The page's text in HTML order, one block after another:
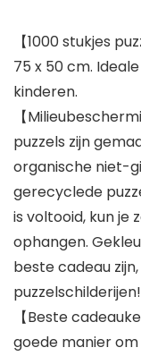
【1000 stukjes
75 x 50 cm.
kinderen.
【
puzzels zijn
organische niet-
gerecyclede
is voltooid, kun je
ophangen.
beste cadeau
puzzelschilderijen!
【Beste
goede manier